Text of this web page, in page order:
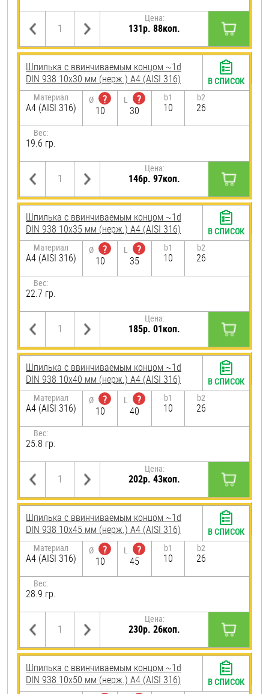
Цена:
131р. 88коп.
Шпилька c ввинчиваемым концом ~1d
DIN 938 10х30 мм (нерж.) A4 (AISI 316)
Материал
A4 (AISI 316)
Ø
?
10
L
?
30
b1
10
b2
26
Вес:
19.6 гр.
Цена:
146р. 97коп.
В СПИСОК
Шпилька c ввинчиваемым концом ~1d
DIN 938 10х35 мм (нерж.) A4 (AISI 316)
Материал
A4 (AISI 316)
Ø
?
10
L
?
35
b1
10
b2
26
Вес:
22.7 гр.
Цена:
185р. 01коп.
В СПИСОК
Шпилька c ввинчиваемым концом ~1d
DIN 938 10х40 мм (нерж.) A4 (AISI 316)
Материал
A4 (AISI 316)
Ø
?
10
L
?
40
b1
10
b2
26
Вес:
25.8 гр.
Цена:
202р. 43коп.
В СПИСОК
Шпилька c ввинчиваемым концом ~1d
DIN 938 10х45 мм (нерж.) A4 (AISI 316)
Материал
A4 (AISI 316)
Ø
?
10
L
?
45
b1
10
b2
26
Вес:
28.9 гр.
Цена:
230р. 26коп.
В СПИСОК
Шпилька c ввинчиваемым концом ~1d
DIN 938 10х50 мм (нерж.) A4 (AISI 316)
В СПИСОК